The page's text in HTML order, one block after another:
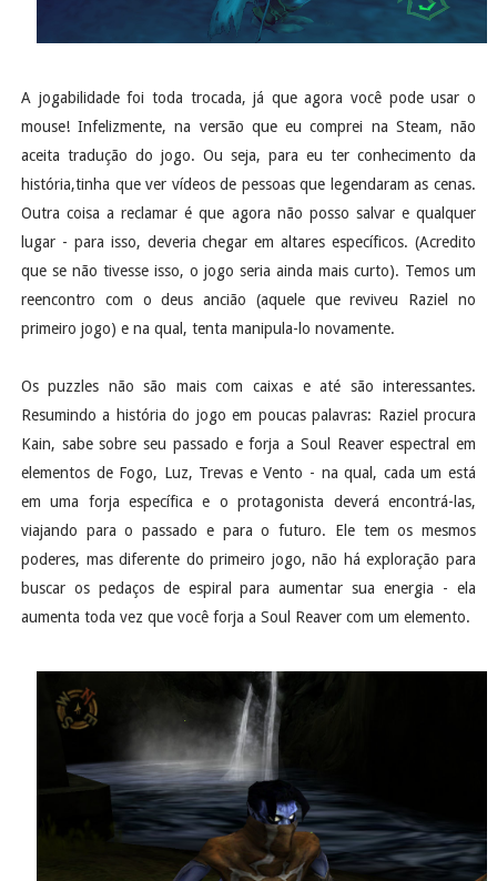
A jogabilidade foi toda trocada, já que agora você pode usar o
mouse! Infelizmente, na versão que eu comprei na Steam, não
aceita tradução do jogo. Ou seja, para eu ter conhecimento da
história,tinha que ver vídeos de pessoas que legendaram as cenas.
Outra coisa a reclamar é que agora não posso salvar e qualquer
lugar - para isso, deveria chegar em altares específicos. (Acredito
que se não tivesse isso, o jogo seria ainda mais curto). Temos um
reencontro com o deus ancião (aquele que reviveu Raziel no
primeiro jogo) e na qual, tenta manipula-lo novamente.
Os puzzles não são mais com caixas e até são interessantes.
Resumindo a história do jogo em poucas palavras: Raziel procura
Kain, sabe sobre seu passado e forja a Soul Reaver espectral em
elementos de Fogo, Luz, Trevas e Vento - na qual, cada um está
em uma forja específica e o protagonista deverá encontrá-las,
viajando para o passado e para o futuro. Ele tem os mesmos
poderes, mas diferente do primeiro jogo, não há exploração para
buscar os pedaços de espiral para aumentar sua energia - ela
aumenta toda vez que você forja a Soul Reaver com um elemento.